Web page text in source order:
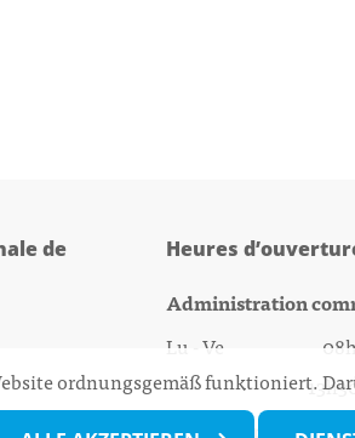
de
Heures
Administration
Lu - Ve 08h00
13h30 -
Biergercenter
ordnungsgemäß funktioniert.